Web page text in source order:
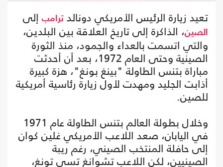
تعيد زيارة الرئيس الأمريكي دونالد ترامب إلى
الصين، الذاكرة إلى تاريخ العلاقة بين البلدين،
والتي اتسمت بالعداء والجمود، منذ الثورة
الصينية وحتى العام 1972، بعد أن أحدثت
مباراة بتنس الطاولة "بينغ بونغ"، هزة كبيرة
أذابت الجليد ومهدت لأول زيارة رئاسية أمريكية
للصين.
وخلال بطولة العالم بتنس الطاولة عام 1971
في اليابان، صعد اللاعب الأمريكي غلين كوان
إلى حافلة المنتخب الصيني، رغم ريبة
الصينيين، لكن اللاعب تشوانغ تسي تونغ،